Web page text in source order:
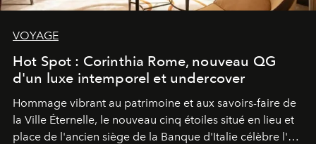
VOYAGE
Hot Spot : Corinthia Rome, nouveau QG
d'un luxe intemporel et undercover
Hommage vibrant au patrimoine et aux savoirs-faire de
la Ville Éternelle, le nouveau cinq étoiles situé en lieu et
place de l'ancien siège de la Banque d'Italie célèbre l'art